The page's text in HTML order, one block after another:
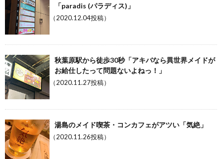
「paradis (パラディス)」
（2020.12.04投稿）
秋葉原駅から徒歩30秒「アキバなら異世界メイドが
お給仕したって問題ないよねっ！」
（2020.11.27投稿）
湯島のメイド喫茶・コンカフェがアツい「気絶」
（2020.11.26投稿）